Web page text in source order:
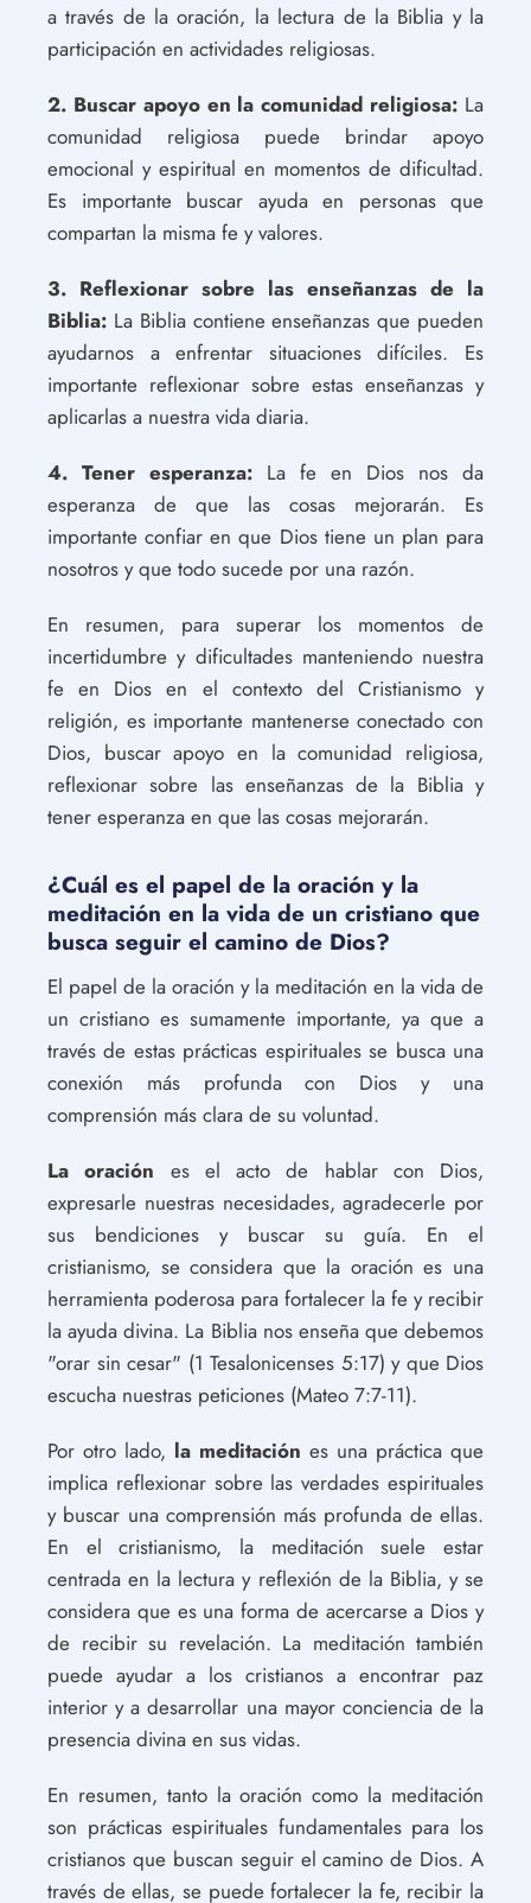
a través de la oración, la lectura de la Biblia y la
participación en actividades religiosas.
2. Buscar apoyo en la comunidad religiosa: La
comunidad religiosa puede brindar apoyo
emocional y espiritual en momentos de dificultad.
Es importante buscar ayuda en personas que
compartan la misma fe y valores.
3. Reflexionar sobre las enseñanzas de la
Biblia: La Biblia contiene enseñanzas que pueden
ayudarnos a enfrentar situaciones difíciles. Es
importante reflexionar sobre estas enseñanzas y
aplicarlas a nuestra vida diaria.
4. Tener esperanza: La fe en Dios nos da
esperanza de que las cosas mejorarán. Es
importante confiar en que Dios tiene un plan para
nosotros y que todo sucede por una razón.
En resumen, para superar los momentos de
incertidumbre y dificultades manteniendo nuestra
fe en Dios en el contexto del Cristianismo y
religión, es importante mantenerse conectado con
Dios, buscar apoyo en la comunidad religiosa,
reflexionar sobre las enseñanzas de la Biblia y
tener esperanza en que las cosas mejorarán.
¿Cuál es el papel de la oración y la
meditación en la vida de un cristiano que
busca seguir el camino de Dios?
El papel de la oración y la meditación en la vida de
un cristiano es sumamente importante, ya que a
través de estas prácticas espirituales se busca una
conexión más profunda con Dios y una
comprensión más clara de su voluntad.
La oración es el acto de hablar con Dios,
expresarle nuestras necesidades, agradecerle por
sus bendiciones y buscar su guía. En el
cristianismo, se considera que la oración es una
herramienta poderosa para fortalecer la fe y recibir
la ayuda divina. La Biblia nos enseña que debemos
"orar sin cesar" (1 Tesalonicenses 5:17) y que Dios
escucha nuestras peticiones (Mateo 7:7-11).
Por otro lado, la meditación es una práctica que
implica reflexionar sobre las verdades espirituales
y buscar una comprensión más profunda de ellas.
En el cristianismo, la meditación suele estar
centrada en la lectura y reflexión de la Biblia, y se
considera que es una forma de acercarse a Dios y
de recibir su revelación. La meditación también
puede ayudar a los cristianos a encontrar paz
interior y a desarrollar una mayor conciencia de la
presencia divina en sus vidas.
En resumen, tanto la oración como la meditación
son prácticas espirituales fundamentales para los
cristianos que buscan seguir el camino de Dios. A
través de ellas, se puede fortalecer la fe, recibir la